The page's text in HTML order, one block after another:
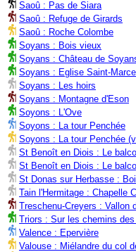
Saoû : Pas de Siara
Saoû : Refuge de Girards
Saoû : Roche Colombe
Soyans : Bois vieux
Soyans : Château de
Soyans : Eglise Saint-Marcel
Soyans : Les hoirs
Soyans : Montagne d'Eson
Soyons : L'Ove
Soyons : La tour Penchée
Soyons : La tour Penchée
St Benoît en Diois : Le
St Benoît en Diois : Le
St Donas sur Herbasse :
Tain l'Hermitage : Chapelle
Treschenu-Creyers : Vallon
Triors : Sur les chemins
Valence : Epervière
Valouse : Miélandre du col